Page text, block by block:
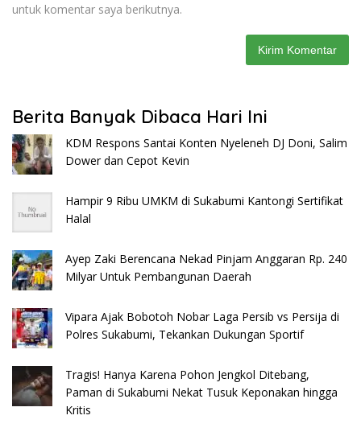
untuk komentar saya berikutnya.
Berita Banyak Dibaca Hari Ini
KDM Respons Santai Konten Nyeleneh DJ Doni, Salim
Dower dan Cepot Kevin
Hampir 9 Ribu UMKM di Sukabumi Kantongi Sertifikat
Halal
Ayep Zaki Berencana Nekad Pinjam Anggaran Rp. 240
Milyar Untuk Pembangunan Daerah
Vipara Ajak Bobotoh Nobar Laga Persib vs Persija di
Polres Sukabumi, Tekankan Dukungan Sportif
Tragis! Hanya Karena Pohon Jengkol Ditebang,
Paman di Sukabumi Nekat Tusuk Keponakan hingga
Kritis